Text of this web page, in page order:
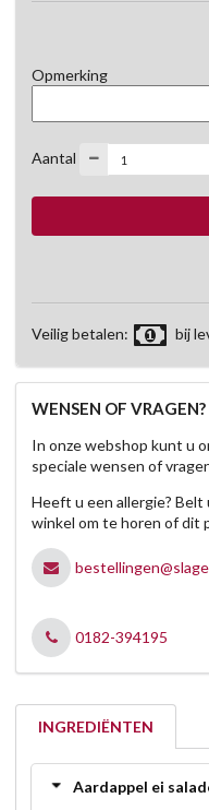
Opmerking
Aantal
Veilig betalen: bij
WENSEN OF VRAGEN?
In onze webshop kunt u
speciale wensen of
Heeft u een allergie?
winkel om te horen of dit
0182-394195
INGREDIËNTEN
Aardappel ei